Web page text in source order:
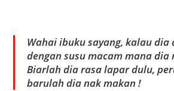
Wahai ibuku sayang, kalau dia
dengan susu macam mana dia
Biarlah dia rasa lapar dulu,
barulah dia nak makan !